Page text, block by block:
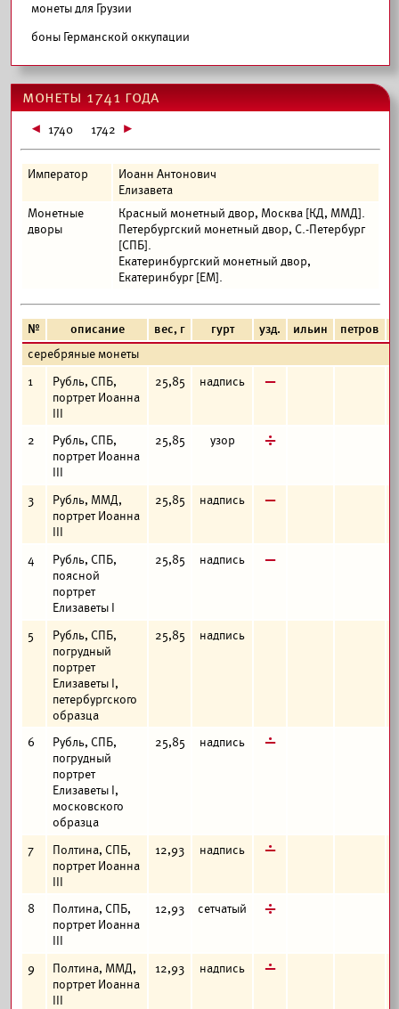
монеты для Грузии
боны Германской оккупации
монеты 1741 года
1740 1742
Император
Иоанн Антонович
Елизавета
Монетные
дворы
Красный монетный двор, Москва [КД, ММД].
Петербургский монетный двор, С.-Петербург
[СПБ].
Екатеринбургский монетный двор,
Екатеринбург [ЕМ].
№ описание вес, г гурт узд. ильин петров
серебряные монеты
1
Рубль, СПБ,
портрет Иоанна
III
25,85 надпись в
2
Рубль, СПБ,
портрет Иоанна
III
25,85 узор д
3
Рубль, ММД,
портрет Иоанна
III
25,85 надпись в
4
Рубль, СПБ,
поясной
портрет
Елизаветы I
25,85 надпись в
5
Рубль, СПБ,
погрудный
портрет
Елизаветы I,
петербургского
образца
25,85 надпись
6
Рубль, СПБ,
погрудный
портрет
Елизаветы I,
московского
образца
25,85 надпись г
7
Полтина, СПБ,
портрет Иоанна
III
12,93 надпись г
8
Полтина, СПБ,
портрет Иоанна
III
12,93 сетчатый д
9
Полтина, ММД,
портрет Иоанна
III
12,93 надпись г